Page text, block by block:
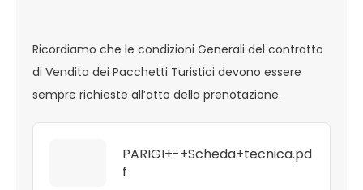
Ricordiamo che le condizioni Generali del contratto
di Vendita dei Pacchetti Turistici devono essere
sempre richieste all’atto della prenotazione.
PARIGI+-+Scheda+tecnica.pd
f